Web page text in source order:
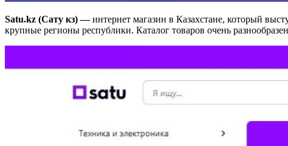
Satu.kz (Сату кз) —интернет магазин в Казахстане, который
крупные регионы республики. Каталог товаров очень